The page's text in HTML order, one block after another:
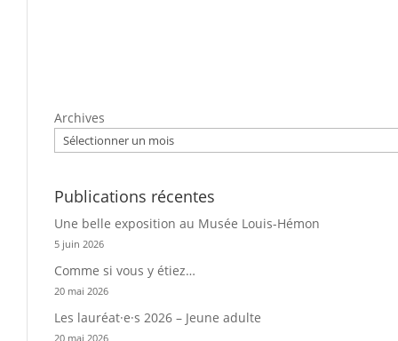
Archives
Publications récentes
Une belle exposition au Musée Louis-Hémon
5 juin 2026
Comme si vous y étiez…
20 mai 2026
Les lauréat·e·s 2026 – Jeune adulte
20 mai 2026